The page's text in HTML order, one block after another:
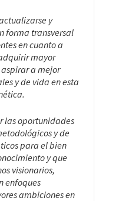
y
forma transversal
en cuanto a
mayor
a mejor
y de vida en esta
las oportunidades
y de
para el bien
y que
visionarios,
enfoques
ambiciones en